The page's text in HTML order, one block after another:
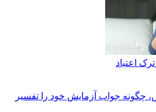
اعتیاد
چگونه جواب آزمایش خود را تفسیر